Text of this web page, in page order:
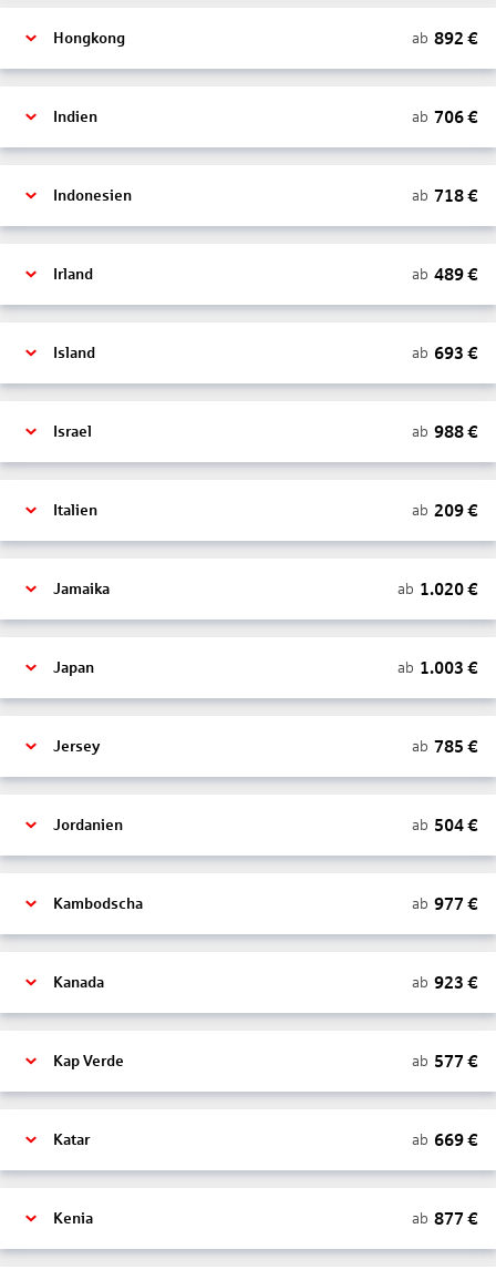
Hongkong ab 892 €
Indien ab 706€
Indonesien ab 718€
Irland ab 489€
Island ab 693 €
Israel ab 988€
Italien ab 209€
Jamaika ab 1.020€
Japan ab 1.003 €
Jersey ab 785 €
Jordanien ab 504€
Kambodscha ab 977 €
Kanada ab 923 €
Kap Verde ab 577 €
Katar ab 669€
Kenia ab 877 €